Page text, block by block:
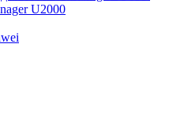
U2000